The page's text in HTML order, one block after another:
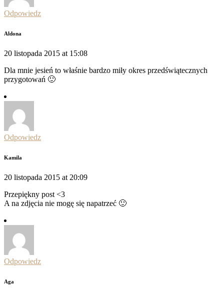
Odpowiedz
Aldona
20 listopada 2015 at 15:08
Dla mnie jesień to właśnie bardzo miły okres przedświątecznych
przygotowań 🙂
Odpowiedz
Kamila
20 listopada 2015 at 20:09
Przepiękny post <3
A na zdjęcia nie mogę się napatrzeć 🙂
Odpowiedz
Aga